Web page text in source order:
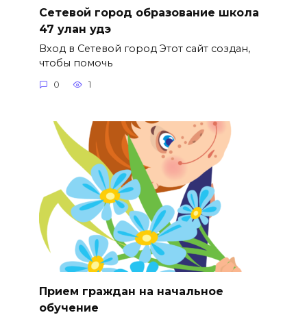
Сетевой город образование школа
47 улан удэ
Вход в Сетевой город Этот сайт создан,
чтобы помочь
0 1
Прием граждан на начальное
обучение